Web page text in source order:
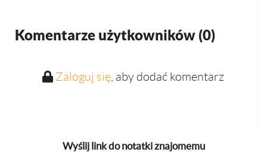
Komentarze użytkowników (0)
Zaloguj się, aby dodać komentarz
Wyślij link do notatki znajomemu